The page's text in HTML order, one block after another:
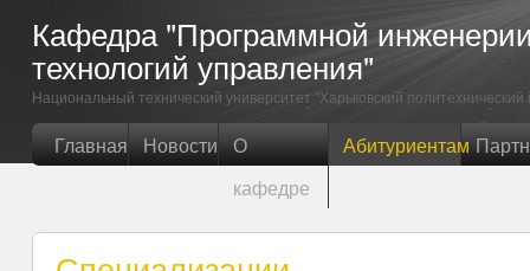
Кафедра "Программной
технологий управления"
Национальный технический университет "Харьковский политехнический
Главная Новости О
кафедре
Абитуриентам